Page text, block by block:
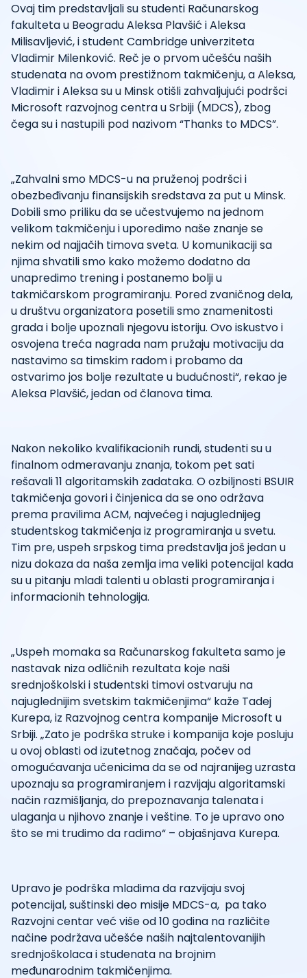
Ovaj tim predstavljali su studenti Računarskog
fakulteta u Beogradu Aleksa Plavšić i Aleksa
Milisavljević, i student Cambridge univerziteta
Vladimir Milenković. Reč je o prvom učešću naših
studenata na ovom prestižnom takmičenju, a Aleksa,
Vladimir i Aleksa su u Minsk otišli zahvaljujući podršci
Microsoft razvojnog centra u Srbiji (MDCS), zbog
čega su i nastupili pod nazivom “Thanks to MDCS”.
„Zahvalni smo MDCS-u na pruženoj podršci i
obezbeđivanju finansijskih sredstava za put u Minsk.
Dobili smo priliku da se učestvujemo na jednom
velikom takmičenju i uporedimo naše znanje se
nekim od najjačih timova sveta. U komunikaciji sa
njima shvatili smo kako možemo dodatno da
unapredimo trening i postanemo bolji u
takmičarskom programiranju. Pored zvaničnog dela,
u društvu organizatora posetili smo znamenitosti
grada i bolje upoznali njegovu istoriju. Ovo iskustvo i
osvojena treća nagrada nam pružaju motivaciju da
nastavimo sa timskim radom i probamo da
ostvarimo jos bolje rezultate u budućnosti“, rekao je
Aleksa Plavšić, jedan od članova tima.
Nakon nekoliko kvalifikacionih rundi, studenti su u
finalnom odmeravanju znanja, tokom pet sati
rešavali 11 algoritamskih zadataka. O ozbiljnosti BSUIR
takmičenja govori i činjenica da se ono održava
prema pravilima ACM, najvećeg i najuglednijeg
studentskog takmičenja iz programiranja u svetu.
Tim pre, uspeh srpskog tima predstavlja još jedan u
nizu dokaza da naša zemlja ima veliki potencijal kada
su u pitanju mladi talenti u oblasti programiranja i
informacionih tehnologija.
„Uspeh momaka sa Računarskog fakulteta samo je
nastavak niza odličnih rezultata koje naši
srednjoškolski i studentski timovi ostvaruju na
najuglednijim svetskim takmičenjima“ kaže Tadej
Kurepa, iz Razvojnog centra kompanije Microsoft u
Srbiji. „Zato je podrška struke i kompanija koje posluju
u ovoj oblasti od izutetnog značaja, počev od
omogućavanja učenicima da se od najranijeg uzrasta
upoznaju sa programiranjem i razvijaju algoritamski
način razmišljanja, do prepoznavanja talenata i
ulaganja u njihovo znanje i veštine. To je upravo ono
što se mi trudimo da radimo“ – objašnjava Kurepa.
Upravo je podrška mladima da razvijaju svoj
potencijal, suštinski deo misije MDCS-a, pa tako
Razvojni centar već više od 10 godina na različite
načine podržava učešće naših najtalentovanijih
srednjoškolaca i studenata na brojnim
međunarodnim takmičenjima.